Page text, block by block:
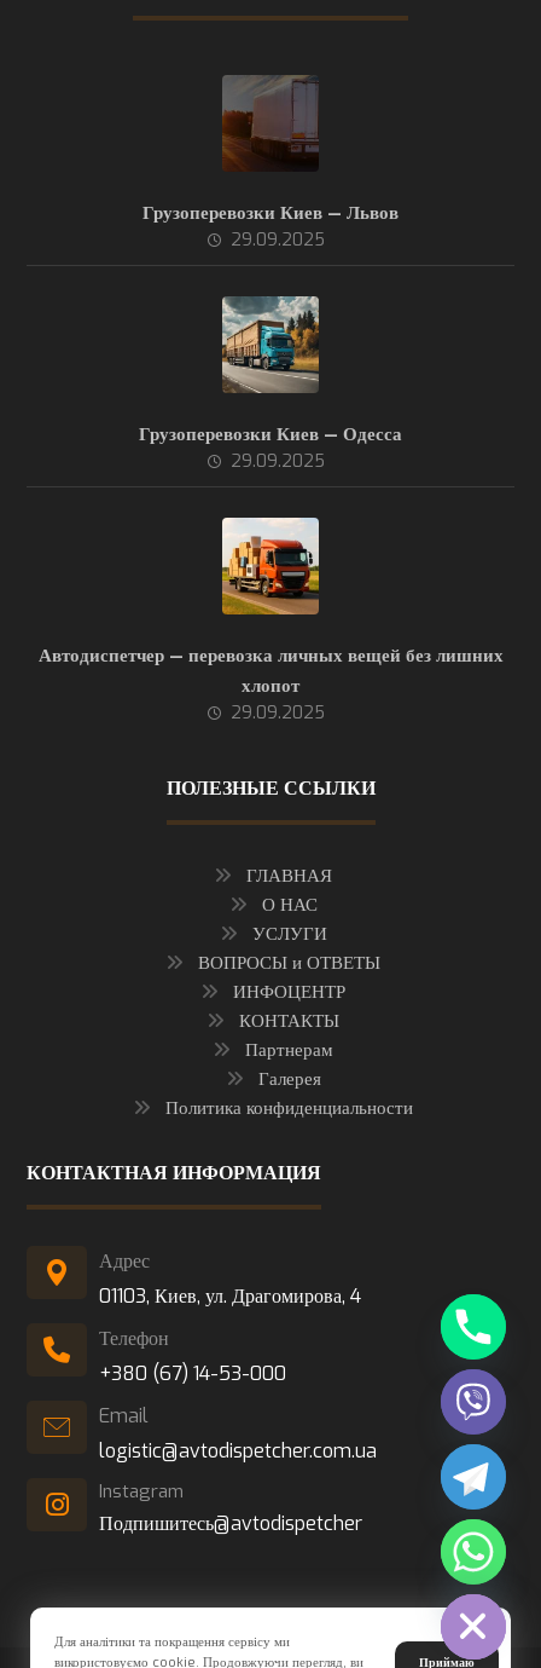
Грузоперевозки Киев — Львов
29.09.2025
Грузоперевозки Киев — Одесса
29.09.2025
Автодиспетчер — перевозка личных вещей без лишних
хлопот
29.09.2025
ПОЛЕЗНЫЕ ССЫЛКИ
ГЛАВНАЯ
О НАС
УСЛУГИ
ВОПРОСЫ и ОТВЕТЫ
ИНФОЦЕНТР
КОНТАКТЫ
Партнерам
Галерея
Политика конфиденциальности
КОНТАКТНАЯ ИНФОРМАЦИЯ
Адрес
01103, Киев, ул. Драгомирова, 4
Телефон
+380 (67) 14-53-000
Email
logistic@avtodispetcher.com.ua
Instagram
Подпишитесь@avtodispetcher
Для аналітики та покращення сервісу ми
використовуємо cookie. Продовжуючи перегляд, ви
Приймаю
Hide chaty